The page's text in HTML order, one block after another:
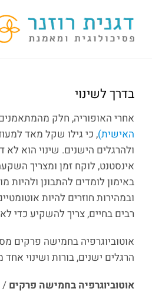
לתוכן
בדרך לשינוי
אחרי האופוריה, חלק
האישית), כי גילו שקל מאד
ולהרגלים הישנים. שינוי הוא
אינסטנט, לוקח זמן ומצריך
באימון לומדים להתבונן ולהיות
ובמהירות חוזרים להיות
רבים בחיים, צריך להשקיע כדי
אוטוביוגרפיה בחמישה פרקים
הרגלים ישנים, בורות ושינוי אחד
אוטוביוגרפיה בחמישה פרקים /